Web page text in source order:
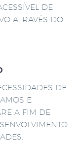
DE
ATRAVÉS DO
DE
E
A FIM DE